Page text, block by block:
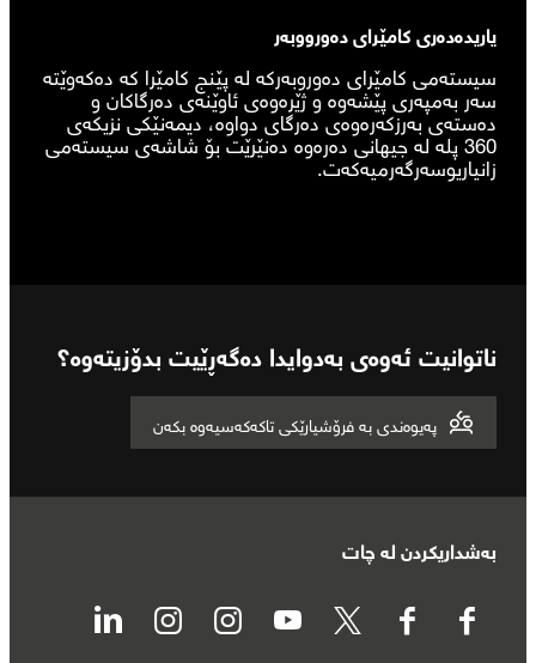
یاریدەدەری کامێرای دەورووبەر
سیستەمی کامێرای دەوروبەرکە لە پێنج کامێرا کە دەکەوێتە
سەر بەمپەری پێشەوە و ژێرەوەی ئاوێنەی دەرگاکان و
دەستەی بەرزکەرەوەی دەرگای دواوە، دیمەنێکی نزیکەی
360 پلە لە جیهانی دەرەوە دەنێرێت بۆ شاشەی سیستەمی
زانیاریوسەرگەرمیەکەت.
ناتوانیت ئەوەی بەدوایدا دەگەڕێیت بدۆزیتەوە؟
پەیوەندی بە فرۆشیارێکی تاکەکەسیەوە بکەن
بەشداریکردن لە چات